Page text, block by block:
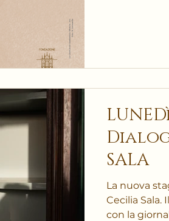
SALA
La nuova
Cecilia Sala. Il Cinema Odeon ospiterà un incontro
con la